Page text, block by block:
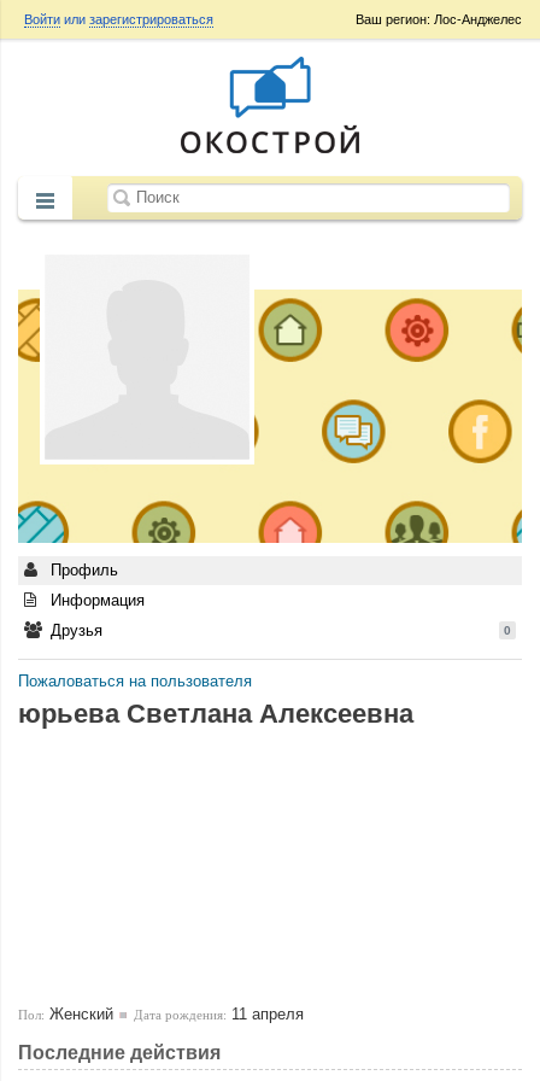
Ваш регион: Лос-Анджелес
Войти или зарегистрироваться
Профиль
Информация
Друзья
0
Пожаловаться на пользователя
юрьева Светлана Алексеевна
Пол: Женский Дата рождения: 11 апреля
Последние действия